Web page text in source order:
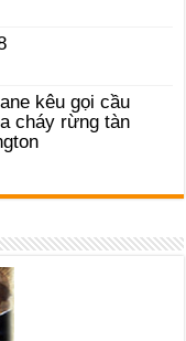
kêu gọi cầu
cháy rừng tàn